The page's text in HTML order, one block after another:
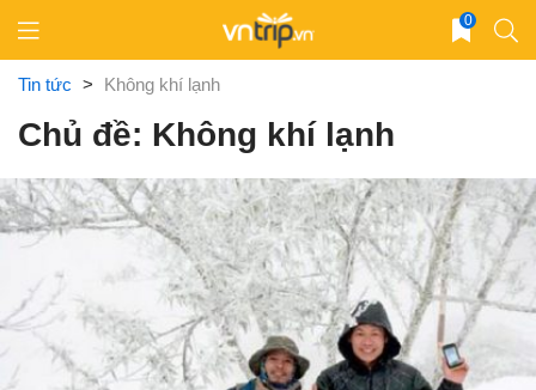
content
0
Tin tức > Không khí lạnh
Chủ đề: Không khí lạnh